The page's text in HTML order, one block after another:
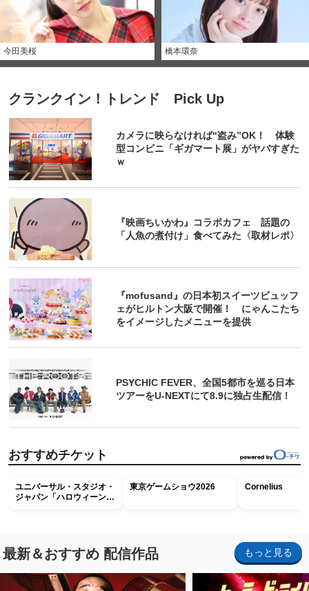
今田美桜 橋本環奈
クランクイン！トレンド Pick Up
カメラに映らなければ“盗み”OK！ 体験
型コンビニ「ギガマート展」がヤバすぎた
ｗ
『映画ちいかわ』コラボカフェ 話題の
「人魚の煮付け」食べてみた〈取材レポ〉
『mofusand』の日本初スイーツビュッフ
ェがヒルトン大阪で開催！ にゃんこたち
をイメージしたメニューを提供
PSYCHIC FEVER、全国5都市を巡る日本
ツアーをU‐NEXTにて8.9に独占生配信！
おすすめチケット
ユニバーサル・スタジオ・
ジャパン「ハロウィーン・
東京ゲームショウ2026 Cornelius
最新＆おすすめ 配信作品 もっと見る